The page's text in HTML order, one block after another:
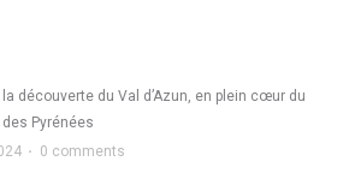
découverte du Val d’Azun, en plein cœur du
Pyrénées
· 0 comments